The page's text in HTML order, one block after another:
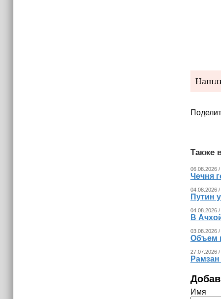
Также
06.08.2026
Чечня
04.08.2026
Путин
04.08.2026 /
В
03.08.2026
Объем
27.07.2026
Имя